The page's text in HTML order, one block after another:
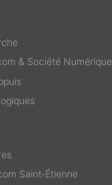
& Société Numérique
Saint‑Étienne